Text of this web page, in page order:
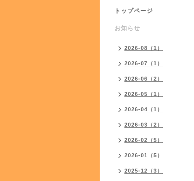
トップページ
お知らせ
2026-08（1）
2026-07（1）
2026-06（2）
2026-05（1）
2026-04（1）
2026-03（2）
2026-02（5）
2026-01（5）
2025-12（3）